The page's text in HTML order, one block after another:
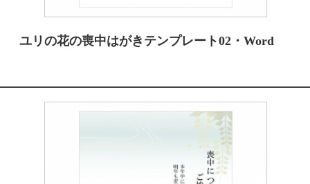
ユリの花の喪中はがきテンプレート02・Word